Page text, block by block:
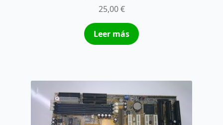
25,00€
Leer más